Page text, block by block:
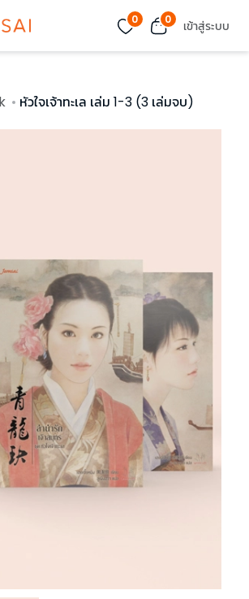
0 0 เข้าสู่ระบบ
หัวใจเจ้าทะเล เล่ม 1-3 (3 เล่มจบ)